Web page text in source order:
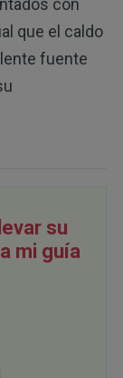
con
que el caldo
fuente
su
mi guía